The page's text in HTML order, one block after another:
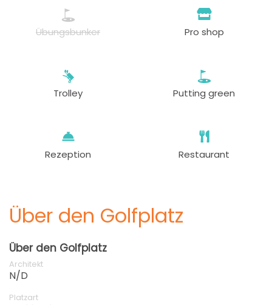
Übungsbunker Pro shop
Trolley Putting green
Rezeption Restaurant
Über den Golfplatz
Über den Golfplatz
Architekt
N/D
Platzart